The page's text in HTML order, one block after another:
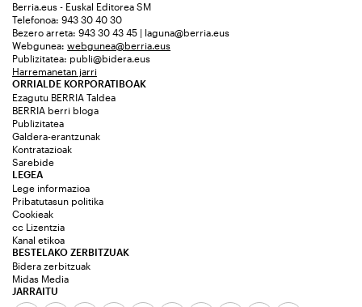
Berria.eus - Euskal Editorea SM
Telefonoa: 943 30 40 30
Bezero arreta: 943 30 43 45 | laguna@berria.eus
Webgunea: webgunea@berria.eus
Publizitatea: publi@bidera.eus
Harremanetan jarri
ORRIALDE KORPORATIBOAK
Ezagutu BERRIA Taldea
BERRIA berri bloga
Publizitatea
Galdera-erantzunak
Kontratazioak
Sarebide
JARRAITU
LEGEA
Lege informazioa
Pribatutasun politika
Cookieak
cc Lizentzia
Kanal etikoa
BESTELAKO ZERBITZUAK
Bidera zerbitzuak
Midas Media